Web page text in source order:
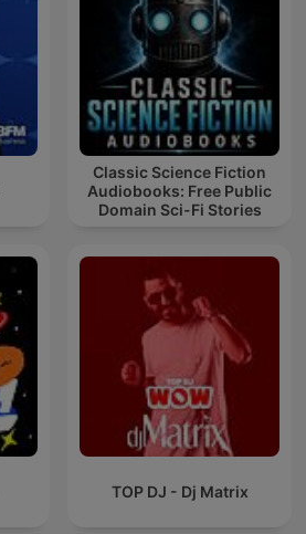
Classic Science Fiction
Audiobooks: Free Public
Domain Sci-Fi Stories
TOP DJ - Dj Matrix